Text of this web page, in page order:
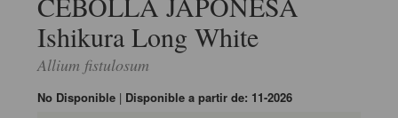
Ishikura Long White
Allium fistulosum
No Disponible | Disponible a partir de: 11-2026